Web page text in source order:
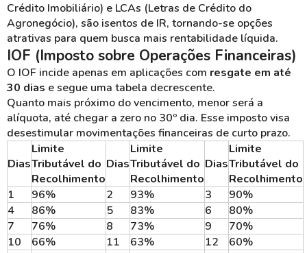
Crédito Imobiliário) e LCAs (Letras de Crédito do
Agronegócio), são isentos de IR, tornando-se opções
atrativas para quem busca mais rentabilidade líquida.
IOF (Imposto sobre Operações Financeiras)
O IOF incide apenas em aplicações com resgate em até
30 dias e segue uma tabela decrescente.
Quanto mais próximo do vencimento, menor será a
alíquota, até chegar a zero no 30º dia. Esse imposto visa
desestimular movimentações financeiras de curto prazo.
Dias
Limite
Tributável do
Recolhimento
Dias
Limite
Tributável do
Recolhimento
Dias
Limite
Tributável do
Recolhimento
1
96% 2 93% 3
90%
4
86% 5 83% 6
80%
7
76% 8 73% 9
70%
10
66% 11 63% 12
60%